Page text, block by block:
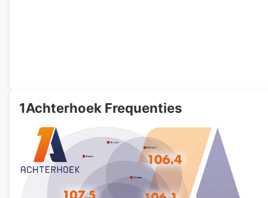
1Achterhoek Frequenties